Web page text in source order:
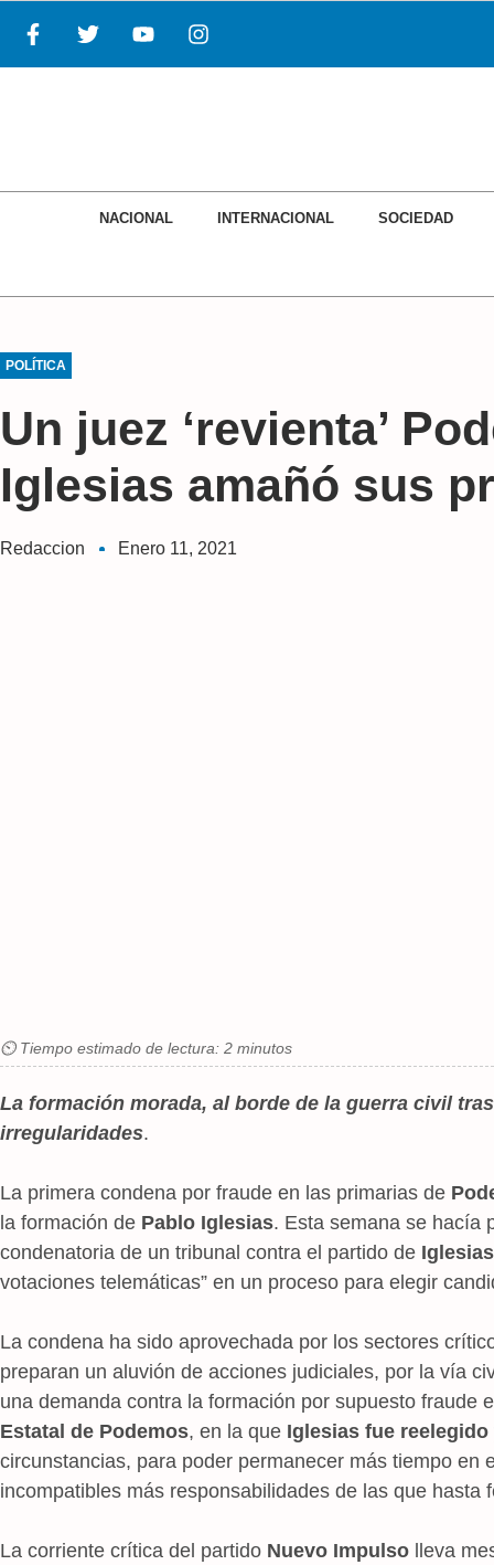
NACIONAL INTERNACIONAL SOCIEDAD
POLÍTICA
Un juez ‘revienta’
Iglesias amañó sus
Redaccion Enero 11, 2021
⏲ Tiempo estimado de lectura: 2 minutos
La formación morada, al borde de la guerra civil
irregularidades.
La primera condena por fraude en las primarias de
la formación de Pablo Iglesias. Esta semana se hacía
condenatoria de un tribunal contra el partido de Iglesias
votaciones telemáticas” en un proceso para elegir
La condena ha sido aprovechada por los sectores
preparan un aluvión de acciones judiciales, por la vía
una demanda contra la formación por supuesto fraude
Estatal de Podemos, en la que Iglesias fue reelegido
circunstancias, para poder permanecer más tiempo en
incompatibles más responsabilidades de las que hasta
La corriente crítica del partido Nuevo Impulso lleva